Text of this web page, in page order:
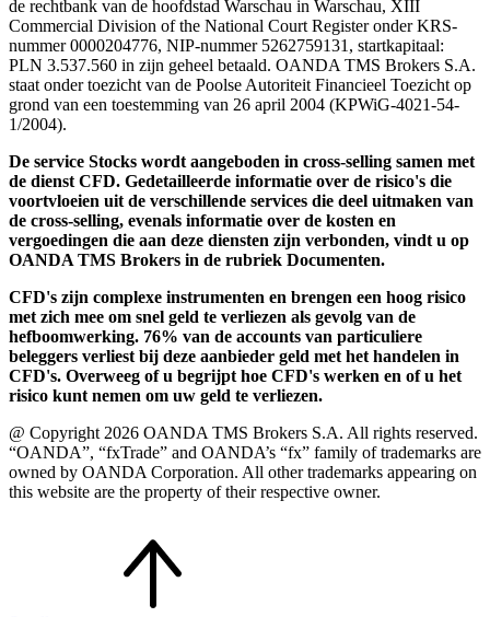
de rechtbank van de hoofdstad Warschau in Warschau, XIII
Commercial Division of the National Court Register onder KRS-
nummer 0000204776, NIP-nummer 5262759131, startkapitaal:
PLN 3.537.560 in zijn geheel betaald. OANDA TMS Brokers S.A.
staat onder toezicht van de Poolse Autoriteit Financieel Toezicht op
grond van een toestemming van 26 april 2004 (KPWiG-4021-54-
1/2004).
De service Stocks wordt aangeboden in cross-selling samen met
de dienst CFD. Gedetailleerde informatie over de risico's die
voortvloeien uit de verschillende services die deel uitmaken van
de cross-selling, evenals informatie over de kosten en
vergoedingen die aan deze diensten zijn verbonden, vindt u op
OANDA TMS Brokers in de rubriek Documenten.
CFD's zijn complexe instrumenten en brengen een hoog risico
met zich mee om snel geld te verliezen als gevolg van de
hefboomwerking. 76% van de accounts van particuliere
beleggers verliest bij deze aanbieder geld met het handelen in
CFD's. Overweeg of u begrijpt hoe CFD's werken en of u het
risico kunt nemen om uw geld te verliezen.
@ Copyright 2026 OANDA TMS Brokers S.A. All rights reserved.
“OANDA”, “fxTrade” and OANDA’s “fx” family of trademarks are
owned by OANDA Corporation. All other trademarks appearing on
this website are the property of their respective owner.